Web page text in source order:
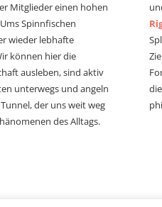
Mitglieder einen hohen
Spinnfischen
wieder lebhafte
können hier die
ausleben, sind aktiv
unterwegs und angeln
der uns weit weg
des Alltags.